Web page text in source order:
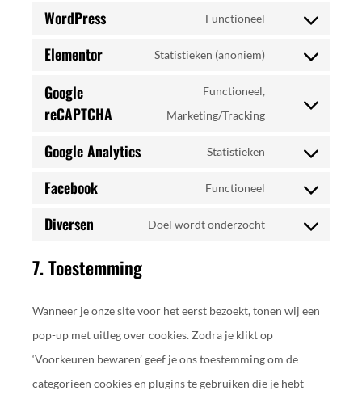
WordPress Functioneel
Elementor Statistieken (anoniem)
Google
reCAPTCHA
Functioneel,
Marketing/Tracking
Google Analytics Statistieken
Facebook Functioneel
Diversen Doel wordt onderzocht
7. Toestemming
Wanneer je onze site voor het eerst bezoekt, tonen wij een
pop-up met uitleg over cookies. Zodra je klikt op
‘Voorkeuren bewaren’ geef je ons toestemming om de
categorieën cookies en plugins te gebruiken die je hebt